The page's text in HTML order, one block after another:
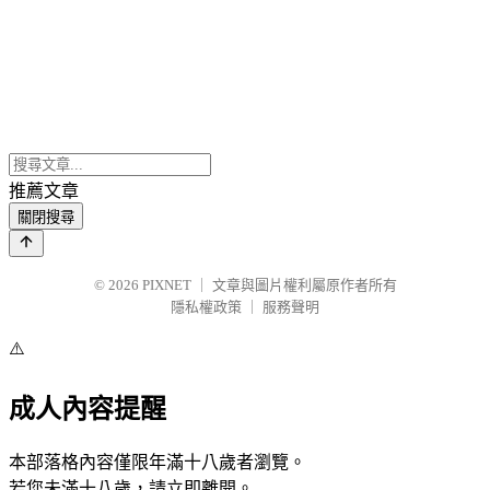
推薦文章
關閉搜尋
© 2026 PIXNET
文章與圖片權利屬原作者所有
隱私權政策
服務聲明
⚠️
成人內容提醒
本部落格內容僅限年滿十八歲者瀏覽。